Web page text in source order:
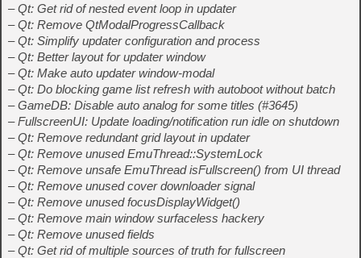
– Qt: Get rid of nested event loop in updater
– Qt: Remove QtModalProgressCallback
– Qt: Simplify updater configuration and process
– Qt: Better layout for updater window
– Qt: Make auto updater window-modal
– Qt: Do blocking game list refresh with autoboot without batch
– GameDB: Disable auto analog for some titles (#3645)
– FullscreenUI: Update loading/notification run idle on shutdown
– Qt: Remove redundant grid layout in updater
– Qt: Remove unused EmuThread::SystemLock
– Qt: Remove unsafe EmuThread isFullscreen() from UI thread
– Qt: Remove unused cover downloader signal
– Qt: Remove unused focusDisplayWidget()
– Qt: Remove main window surfaceless hackery
– Qt: Remove unused fields
– Qt: Get rid of multiple sources of truth for fullscreen